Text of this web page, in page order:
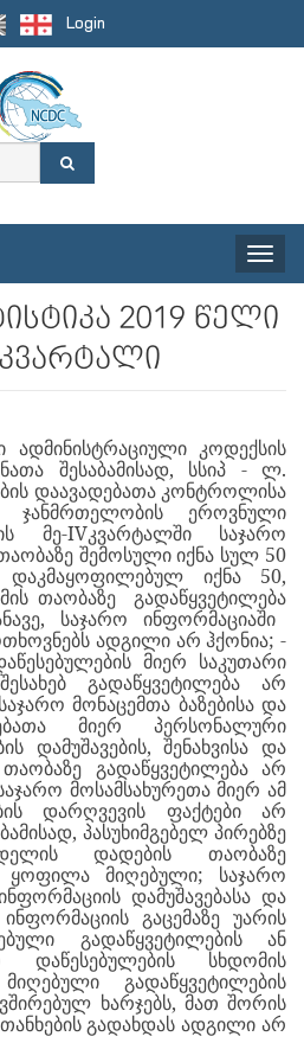
Login
Toggle
2019 წელი
კვარტალი
კოდექსის
შესაბამისად, სსიპ - ლ.
დაავადებათა კონტროლისა
ჯანმრთელობის ეროვნული
მე-IVკვარტალში
საჯარო
შემოსული იქნა სულ 50
დაკმაყოფილებულ იქნა 50,
თაობაზე
გადაწყვეტილება
საჯარო ინფორმაციაში
ადგილი არ ჰქონია; -
მიერ საკუთარი
გადაწყვეტილება არ
მონაცემთა ბაზებისა და
მიერ პერსონალური
დამუშავების, შენახვისა და
თაობაზე გადაწყვეტილება არ
მოსამსახურეთა მიერ ამ
დარღვევის ფაქტები არ
პასუხიმგებელ პირებზე
დადების თაობაზე
ყოფილა მიღებული; საჯარო
დამუშავებასა და
გაცემაზე უარის
გადაწყვეტილების ან
სხდომის
გადაწყვეტილების
ხარჯებს, მათ შორის
გადახდას ადგილი არ